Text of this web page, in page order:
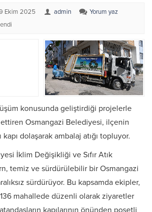
Ekim 2025 admin
Yorum yaz
konusunda geliştirdiği projelerle
ettiren Osmangazi Belediyesi, ilçenin
kapı dolaşarak ambalaj atığı topluyor.
İklim Değişikliği ve Sıfır Atık
temiz ve sürdürülebilir bir Osmangazi
sürdürüyor. Bu kapsamda ekipler,
mahallede düzenli olarak ziyaretler